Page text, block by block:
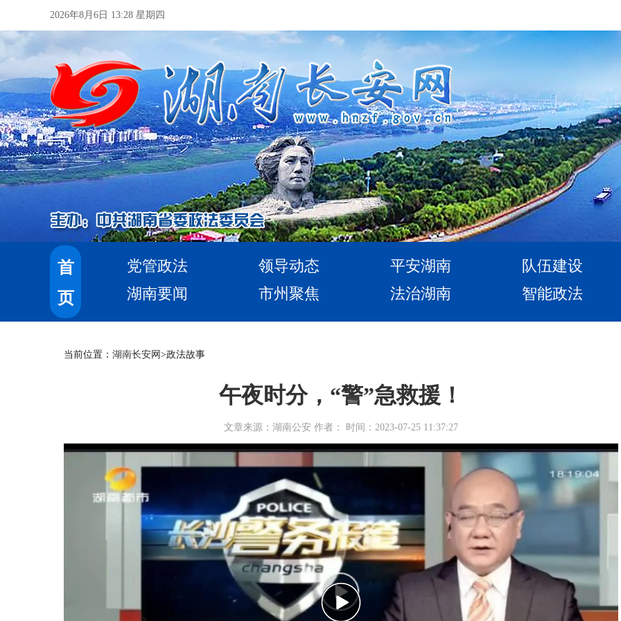
2026年8月6日 13:28 星期四
首
页
党管政法 领导动态 平安湖南
队伍建设
湖南要闻
市州聚焦 法治湖南 智能政法
当前位置： 湖南长安网 >政法故事
午夜时分，“警”急救援！
文章来源：湖南公安 作者： 时间：2023-07-25 11:37:27